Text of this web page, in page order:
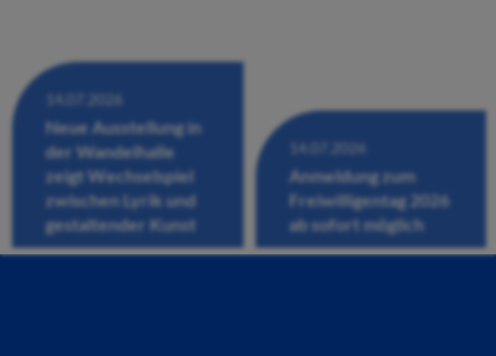
14.07.2026
Neue Ausstellung in
der Wandelhalle
zeigt Wechselspiel
zwischen Lyrik und
gestaltender Kunst
14.07.2026
Anmeldung zum
Freiwilligentag 2026
ab sofort möglich